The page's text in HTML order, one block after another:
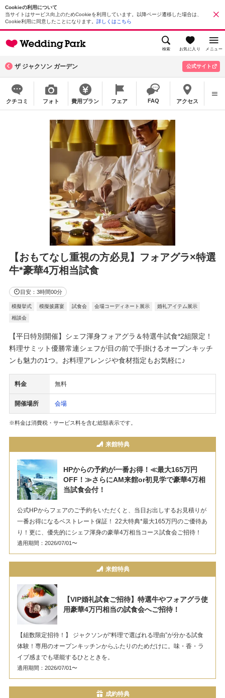
Cookieの利用について
当サイトはサービス向上のためCookieを利用しています。以降ページ遷移した場合は、
Cookie利用に同意したことになります。 詳しくはこちら
検索 お気に入り メニュー
ザ ジャクソン ガーデン 公式サイト
クチコミ フォト 費用プラン フェア FAQ アクセス
【おもてなし重視の方必見】フォアグラ×特選
牛*豪華4万相当試食
目安：3時間00分
模擬挙式 模擬披露宴 試食会 会場コーディネート展示 婚礼アイテム展示
相談会
【平日特別開催】シェフ渾身フォアグラ＆特選牛試食*2組限定！
料理サミット優勝常連シェフが目の前で手掛けるオープンキッチ
ンも魅力の1つ。お料理アレンジや食材指定もお気軽に♪
料金 無料
開催場所 会場
※料金は消費税・サービス料を含む総額表示です。
来館特典
HPからの予約が一番お得！≪最大165万円
OFF！≫さらにAM来館or初見学で豪華4万相
当試食会付！
公式HPからフェアのご予約をいただくと、当日お出しするお見積りが
一番お得になるベストレート保証！ 22大特典*最大165万円のご優待あ
り！更に、優先的にシェフ渾身の豪華4万相当コース試食会ご招待！
適用期間：2026/07/01〜
来館特典
【VIP婚礼試食ご招待】特選牛やフォアグラ使
用豪華4万円相当の試食会へご招待！
【組数限定招待！】 ジャクソンが“料理で選ばれる理由”が分かる試食
体験！専用のオープンキッチンからふたりのためだけに。味・香・ラ
イブ感までも堪能するひとときを。
適用期間：2026/07/01〜
成約特典